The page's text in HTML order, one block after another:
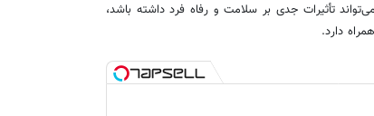
تأثیرات جدی بر سلامت و رفاه فرد داشته باشد،
دارد.